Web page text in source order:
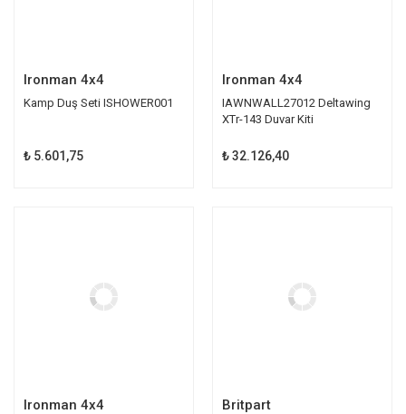
Ironman 4x4
Kamp Duş Seti ISHOWER001
₺ 5.601,75
Ironman 4x4
IAWNWALL27012 Deltawing
XTr-143 Duvar Kiti
₺ 32.126,40
Ironman 4x4 Britpart